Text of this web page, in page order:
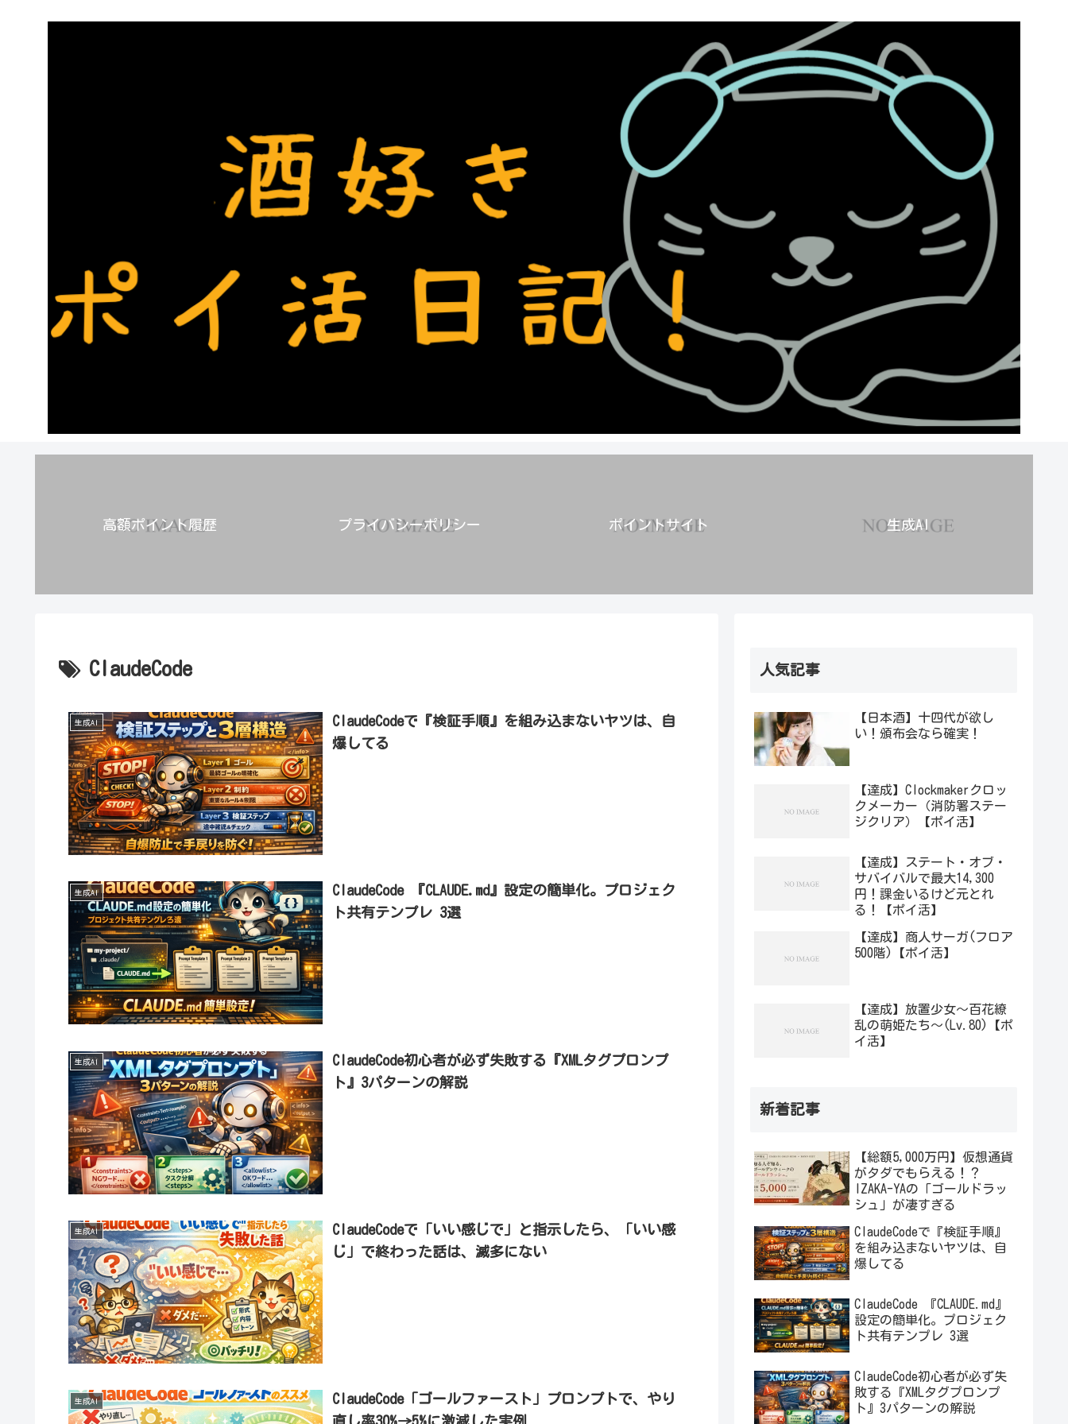
高額ポイント履歴 プライバシーポリシー ポイントサイト 生成AI
ClaudeCode
生成AI
ClaudeCodeで『検証手順』を組み込まないヤツは、自
爆してる
生成AI
ClaudeCode 『CLAUDE.md』設定の簡単化。プロジェク
ト共有テンプレ 3選
生成AI
ClaudeCode初心者が必ず失敗する『XMLタグプロンプ
ト』3パターンの解説
生成AI
ClaudeCodeで「いい感じで」と指示したら、「いい感
じ」で終わった話は、滅多にない
生成AI
ClaudeCode「ゴールファースト」プロンプトで、やり
直し率30%→5%に激減した実例
人気記事
【日本酒】十四代が欲し
い！頒布会なら確実！
【達成】Clockmakerクロッ
クメーカー（消防署ステー
ジクリア）【ポイ活】
【達成】ステート・オブ・
サバイバルで最大14,300
円！課金いるけど元とれ
る！【ポイ活】
【達成】商人サーガ(フロア
500階)【ポイ活】
【達成】放置少女〜百花繚
乱の萌姫たち〜(Lv.80)【ポ
イ活】
新着記事
【総額5,000万円】仮想通貨
がタダでもらえる！？
IZAKA-YAの「ゴールドラッ
シュ」が凄すぎる
ClaudeCodeで『検証手順』
を組み込まないヤツは、自
爆してる
ClaudeCode 『CLAUDE.md』
設定の簡単化。プロジェク
ト共有テンプレ 3選
ClaudeCode初心者が必ず失
敗する『XMLタグプロンプ
ト』3パターンの解説